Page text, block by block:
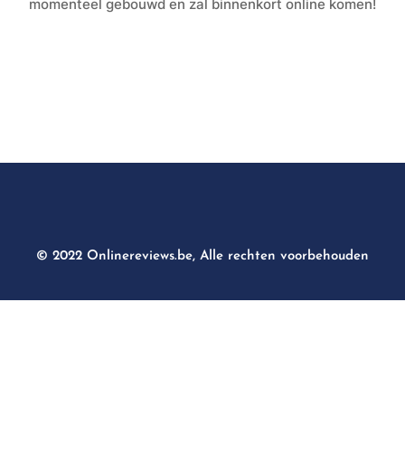
momenteel gebouwd en zal binnenkort online komen!
© 2022 Onlinereviews.be, Alle rechten voorbehouden